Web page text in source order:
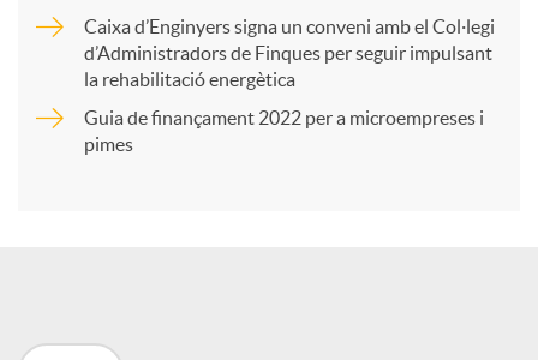
Caixa d’Enginyers signa un conveni amb el Col·legi
d’Administradors de Finques per seguir impulsant
la rehabilitació energètica
Guia de finançament 2022 per a microempreses i
pimes